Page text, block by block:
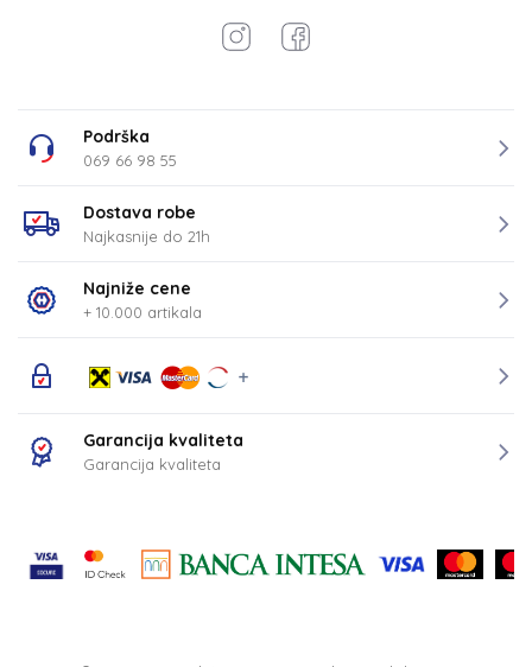
Podrška
069 66 98 55
Dostava robe
Najkasnije do 21h
Najniže cene
+ 10.000 artikala
Garancija kvaliteta
Garancija kvaliteta